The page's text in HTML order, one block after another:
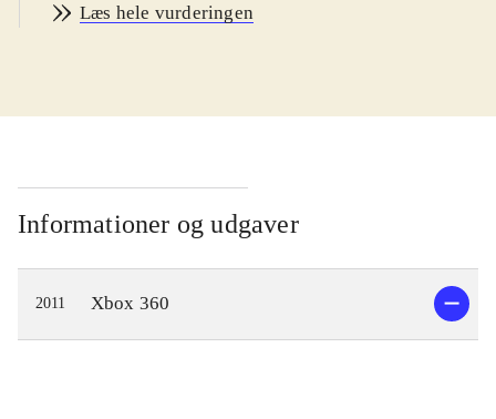
skal erobres og tricks der skal læres.
mest basale tricks, der egenlig
lettere upræcist. Som man lærer og
udfører tricks, optjener man point, og
sponsorerne begynder så småt at få
øjnene op for ens talenter. Man bliver
fløjet op til bjergenes tinder i
helikopter, og muligheden for at blive
Læs hele vurderingen
Informationer og udgaver
2011 Xbox 360